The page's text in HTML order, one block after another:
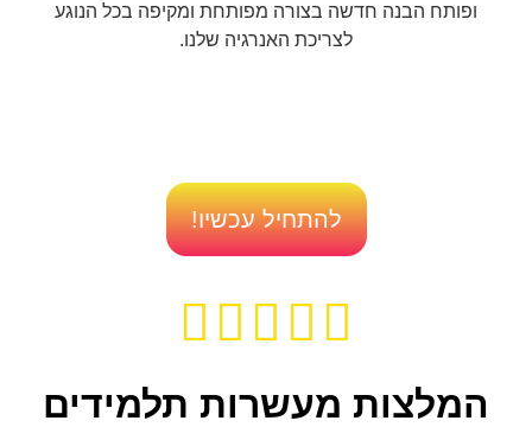
ופותח הבנה חדשה בצורה מפותחת ומקיפה בכל הנוגע
לצריכת האנרגיה שלנו.
להתחיל עכשיו!
המלצות מעשרות תלמידים